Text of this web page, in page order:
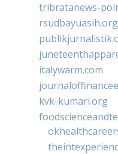
tribratanews-
rsudbayuasih.org
italywarm.com
kvk-kumari.org